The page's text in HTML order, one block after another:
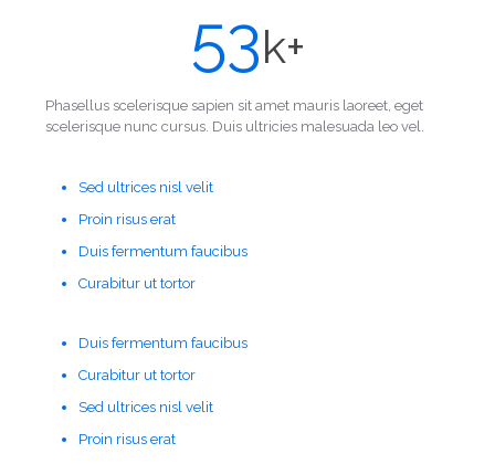
53k+
Phasellus scelerisque sapien sit amet mauris laoreet, eget
scelerisque nunc cursus. Duis ultricies malesuada leo vel.
Sed ultrices nisl velit
Proin risus erat
Duis fermentum faucibus
Curabitur ut tortor
Duis fermentum faucibus
Curabitur ut tortor
Sed ultrices nisl velit
Proin risus erat